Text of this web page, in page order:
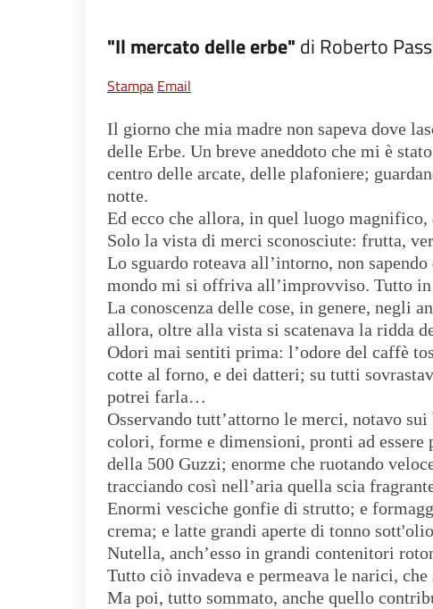
"Il mercato delle erbe" di Roberto
Stampa Email
Il giorno che mia madre non sapeva dove
delle Erbe. Un breve aneddoto che mi è
centro delle arcate, delle plafoniere;
notte.
Ed ecco che allora, in quel luogo magnifico,
Solo la vista di merci sconosciute: frutta,
Lo sguardo roteava all’intorno, non
mondo mi si offriva all’improvviso. Tutto in
La conoscenza delle cose, in genere, negli
allora, oltre alla vista si scatenava la ridda
Odori mai sentiti prima: l’odore del caffè
cotte al forno, e dei datteri; su tutti
potrei farla…
Osservando tutt’attorno le merci, notavo
colori, forme e dimensioni, pronti ad essere
della 500 Guzzi; enorme che ruotando
tracciando così nell’aria quella scia
Enormi vesciche gonfie di strutto; e
crema; e latte grandi aperte di tonno
Nutella, anch’esso in grandi contenitori
Tutto ciò invadeva e permeava le narici,
Ma poi, tutto sommato, anche quello